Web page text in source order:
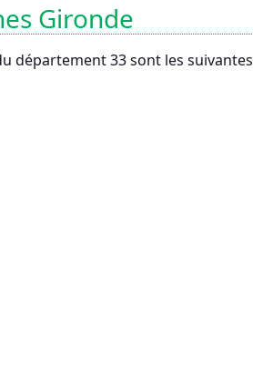
Gironde
département 33 sont les suivantes